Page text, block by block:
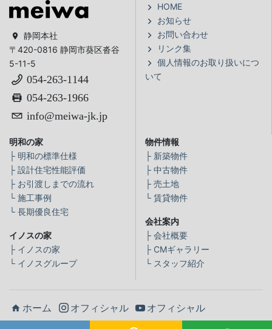
静岡本社
〒420-0816 静岡市葵区沓谷
5-11-5
054-263-1144
054-263-1966
info@meiwa-jk.jp
HOME
お知らせ
お問い合わせ
リンク集
個人情報のお取り扱いにつ
いて
明和の家
├ 明和の標準仕様
├ 設計住宅性能評価
├ お引渡しまでの流れ
└ 施工事例
└ 長期優良住宅
イノスの家
├ イノスの家
└ イノスグループ
物件情報
├ 新築物件
├ 中古物件
├ 売土地
└ 賃貸物件
会社案内
├ 会社概要
├ CMギャラリー
└ スタッフ紹介
ホーム オフィシャル
オフィシャル
©Meiwa Juutaku Inc.